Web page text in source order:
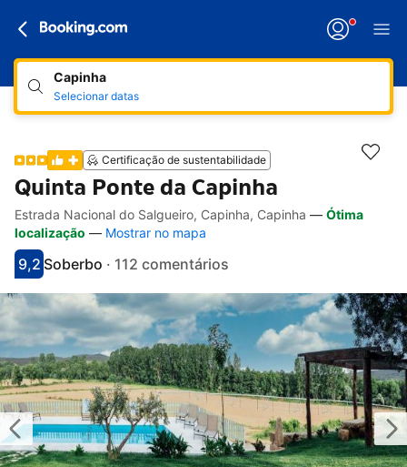
Capinha
Selecionar datas
Certificação de sustentabilidade
Quinta Ponte da Capinha
Hiperligações de acessibilidade
Ir para a descrição
Ir para as comodidades
Ir para os quartos
Ir para as condições
Estrada Nacional do Salgueiro, Capinha, Capinha — Ótima
localização — Mostrar no mapa
Pontuado com 9.2
9,2
Avaliado como soberbo
Soberbo · 112 comentários